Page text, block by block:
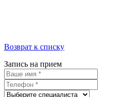
Возврат к списку
Запись на прием